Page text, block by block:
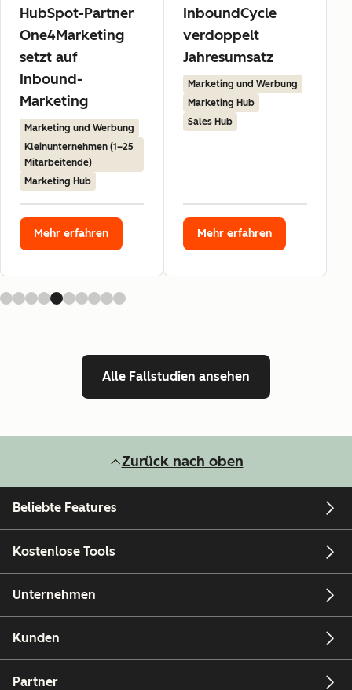
HubSpot-Partner
One4Marketing
setzt auf
Inbound-
Marketing
Marketing und Werbung
Kleinunternehmen (1–25
Mitarbeitende)
Marketing Hub
Mehr erfahren
InboundCycle
verdoppelt
Jahresumsatz
Marketing und Werbung
Marketing Hub
Sales Hub
Mehr erfahren
Alle Fallstudien ansehen
Zurück nach oben
Beliebte Features
Kostenlose Tools
Unternehmen
Kunden
Partner